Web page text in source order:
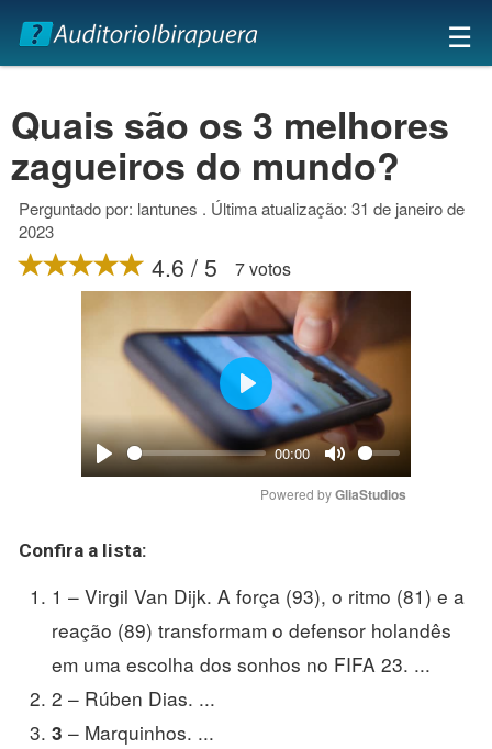
×
☰
Quais são os 3 melhores
zagueiros do mundo?
Perguntado por: lantunes . Última atualização: 31 de janeiro de
2023
4.6 / 5 7 votos
Play
00:00
Mute
Play
Powered by GliaStudios
Confira a lista:
1 – Virgil Van Dijk. A força (93), o ritmo (81) e a
reação (89) transformam o defensor holandês
em uma escolha dos sonhos no FIFA 23. ...
2 – Rúben Dias. ...
3 – Marquinhos. ...